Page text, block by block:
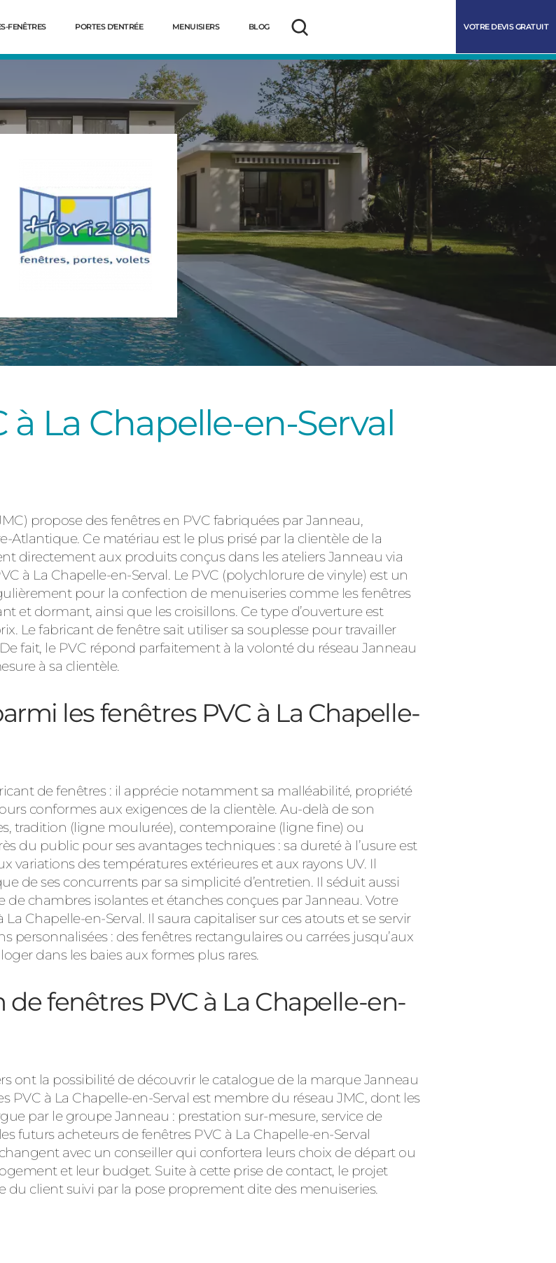
Démarrer
FENÊTRES PORTES D'ENTRÉE MENUISIERS BLOG
Rechercher
VOTRE DEVIS GRATUIT
à La Chapelle-en-Serval
propose des fenêtres en PVC fabriquées par Janneau,
Atlantique. Ce matériau est le plus prisé par la clientèle de la
directement aux produits conçus dans les ateliers Janneau via
à La Chapelle-en-Serval. Le PVC (polychlorure de vinyle) est un
pour la confection de menuiseries comme les fenêtres
et dormant, ainsi que les croisillons. Ce type d’ouverture est
Le fabricant de fenêtre sait utiliser sa souplesse pour travailler
fait, le PVC répond parfaitement à la volonté du réseau Janneau
à sa clientèle.
les fenêtres PVC à La Chapelle-
de fenêtres : il apprécie notamment sa malléabilité, propriété
conformes aux exigences de la clientèle. Au-delà de son
tradition (ligne moulurée), contemporaine (ligne fine) ou
du public pour ses avantages techniques : sa dureté à l’usure est
variations des températures extérieures et aux rayons UV. Il
de ses concurrents par sa simplicité d’entretien. Il séduit aussi
chambres isolantes et étanches conçues par Janneau. Votre
Chapelle-en-Serval. Il saura capitaliser sur ces atouts et se servir
: des fenêtres rectangulaires ou carrées jusqu’aux
dans les baies aux formes plus rares.
fenêtres PVC à La Chapelle-en-
ont la possibilité de découvrir le catalogue de la marque Janneau
à La Chapelle-en-Serval est membre du réseau JMC, dont les
par le groupe Janneau : prestation sur-mesure, service de
futurs acheteurs de fenêtres PVC à La Chapelle-en-Serval
avec un conseiller qui confortera leurs choix de départ ou
et leur budget. Suite à cette prise de contact, le projet
du client suivi par la pose proprement dite des menuiseries.